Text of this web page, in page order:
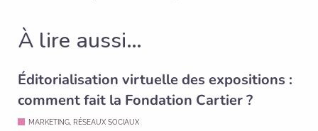
À lire aussi…
Éditorialisation virtuelle des expositions :
comment fait la Fondation Cartier ?
MARKETING, RÉSEAUX SOCIAUX